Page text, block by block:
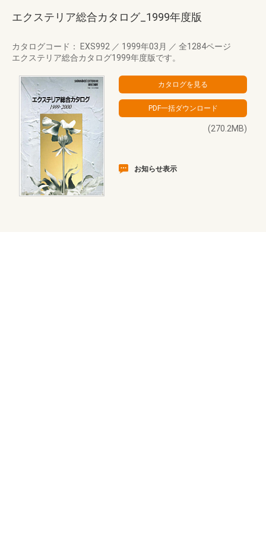
エクステリア総合カタログ_1999年度版
カタログコード： EXS992 ／ 1999年03月 ／ 全1284ページ
エクステリア総合カタログ1999年度版です。
(270.2MB)
お知らせ表示